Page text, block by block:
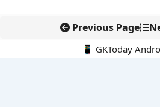
Previous Page
📱 GKToday